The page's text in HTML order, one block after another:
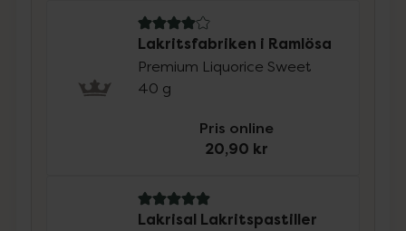
4 av 5 i omdöme
Lakritsfabriken i Ramlösa
Premium Liquorice Sweet
40 g
Pris online
20,90 kr
5 av 5 i omdöme
Lakrisal Lakritspastiller